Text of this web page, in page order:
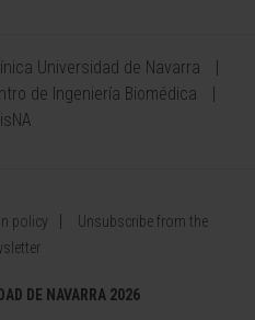
Universidad de Navarra
de Ingeniería Biomédica
policy
Unsubscribe from the
DE NAVARRA 2026